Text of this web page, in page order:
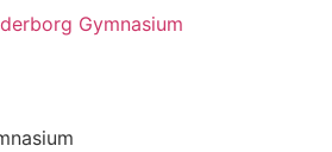
Gymnasium